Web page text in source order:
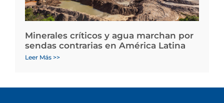
Minerales críticos y agua marchan por
sendas contrarias en América Latina
Leer Más >>